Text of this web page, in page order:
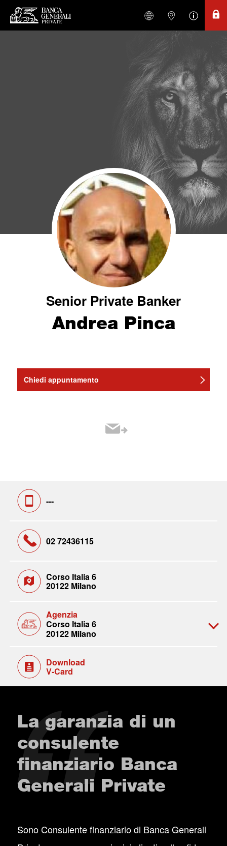
Senior Private Banker
Andrea Pinca
Chiedi appuntamento
---
02 72436115
Corso Italia 6
20122 Milano
Agenzia
Corso Italia 6
20122 Milano
Download
V-Card
La garanzia di un
consulente
finanziario Banca
Generali Private
Sono Consulente finanziario di Banca Generali